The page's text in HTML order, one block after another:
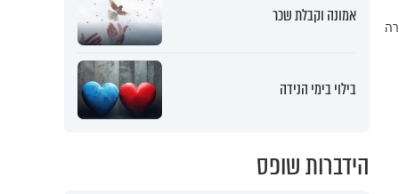
אמונה וקבלת שכר
בילוי בימי הנידה
הידברות שופס